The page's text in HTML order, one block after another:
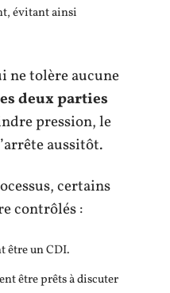
évitant ainsi
ne tolère aucune
deux parties
pression, le
aussitôt.
certains
contrôlés :
être un CDI.
être prêts à discuter